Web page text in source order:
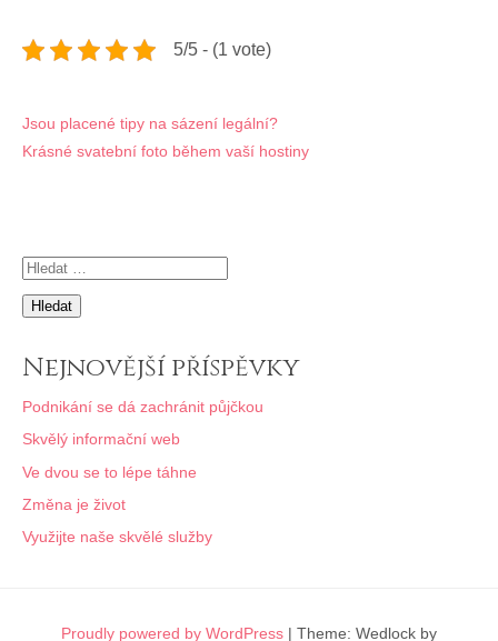
5/5 - (1 vote)
Navigace
pro
Jsou placené tipy na sázení legální?
Krásné svatební foto během vaší hostiny
Vyhledávání
Nejnovější příspěvky
Podnikání se dá zachránit půjčkou
Skvělý informační web
Ve dvou se to lépe táhne
Změna je život
Využijte naše skvělé služby
Proudly powered by WordPress | Theme: Wedlock by